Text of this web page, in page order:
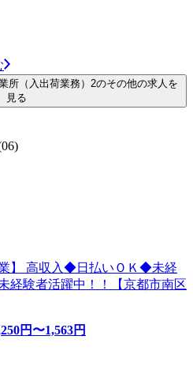
（入出荷業務）2のその他の求人を
見る
業】 高収入◆日払いＯＫ◆未経
経験者活躍中！！【京都市南区
円〜1,563円